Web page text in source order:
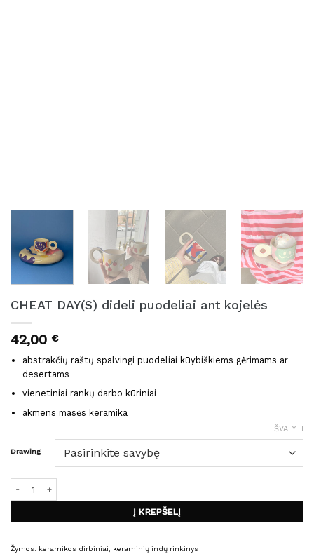
CHEAT DAY(S) dideli puodeliai ant kojelės
42,00 €
abstrakčių raštų spalvingi puodeliai kūybiškiems gėrimams ar
desertams
vienetiniai rankų darbo kūriniai
akmens masės keramika
Drawing
IŠVALYTI
Į KREPŠELĮ
Žymos: keramikos dirbiniai keraminių indų rinkinys